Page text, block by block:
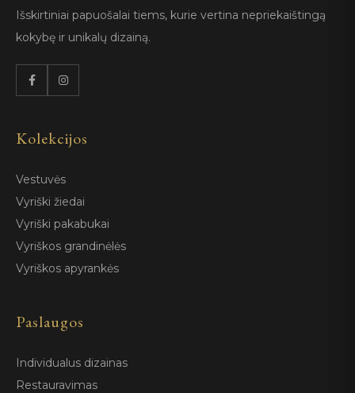
Išskirtiniai papuošalai tiems, kurie vertina nepriekaištingą
kokybę ir unikalų dizainą.
Kolekcijos
Vestuvės
Vyriški žiedai
Vyriški pakabukai
Vyriškos grandinėlės
Vyriškos apyrankės
Paslaugos
Individualus dizainas
Restauravimas